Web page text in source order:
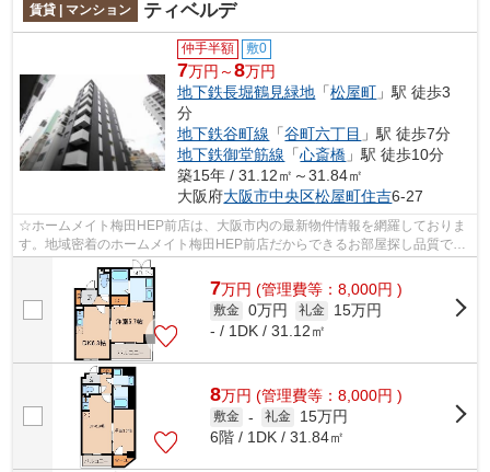
賃貸 | マンション ティベルデ
仲手半額 敷0
7万円～8万円
地下鉄長堀鶴見緑地 「松屋町 」駅 徒歩3
分
地下鉄谷町線 「谷町六丁目 」駅 徒歩7分
地下鉄御堂筋線 「心斎橋 」駅 徒歩10分
築15年 / 31.12㎡～31.84㎡
大阪府大阪市中央区松屋町住吉6-27
☆ホームメイト梅田HEP前店は、大阪市内の最新物件情報を網羅しておりま
す。地域密着のホームメイト梅田HEP前店だからできるお部屋探し品質であ
なたの理想のお部屋一緒に探しましょう♪...
7万円 (管理費等：8,000円 )
敷金 0万円 礼金
15万円
- / 1DK / 31.12㎡
8万円 (管理費等：8,000円 )
敷金 - 礼金
15万円
6階 / 1DK / 31.84㎡